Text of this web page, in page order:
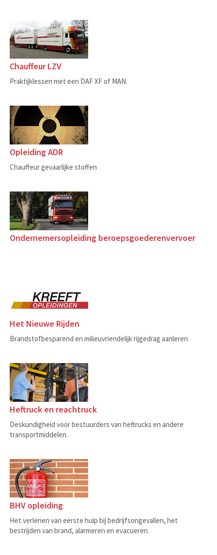
Chauffeur LZV
Praktijklessen met een DAF XF of MAN.
Opleiding ADR
Chauffeur gevaarlijke stoffen
Ondernemersopleiding beroepsgoederenvervoer
Het Nieuwe Rijden
Brandstofbesparend en milieuvriendelijk rijgedrag aanleren.
Heftruck en reachtruck
Deskundigheid voor bestuurders van heftrucks en andere
transportmiddelen.
BHV opleiding
Het verlenen van eerste hulp bij bedrijfsongevallen, het
bestrijden van brand, alarmeren en evacueren.